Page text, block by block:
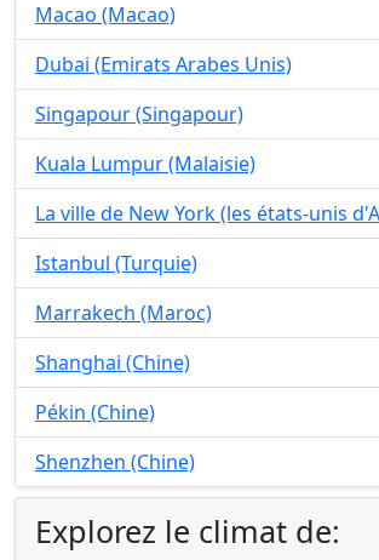
Macao (Macao)
Dubai (Emirats Arabes Unis)
Singapour (Singapour)
Kuala Lumpur (Malaisie)
La ville de New York (les états-unis
Istanbul (Turquie)
Marrakech (Maroc)
Shanghai (Chine)
Pékin (Chine)
Shenzhen (Chine)
Explorez le climat de: